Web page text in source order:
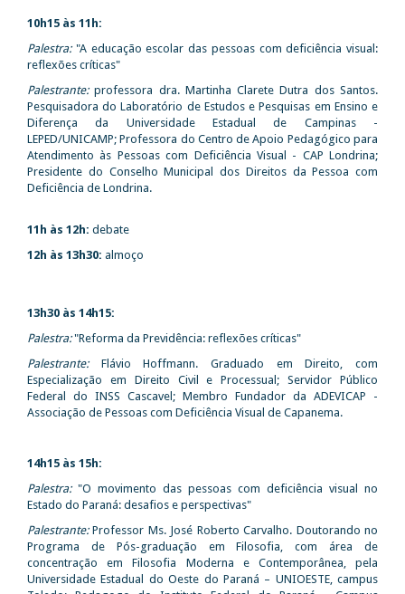
10h15 às 11h:
Palestra:"A educação escolar das pessoas com deficiência visual:
reflexões críticas"
Palestrante:professora dra. Martinha Clarete Dutra dos Santos.
Pesquisadora do Laboratório de Estudos e Pesquisas em Ensino e
Diferença da Universidade Estadual de Campinas -
LEPED/UNICAMP; Professora do Centro de Apoio Pedagógico para
Atendimento às Pessoas com Deficiência Visual - CAP Londrina;
Presidente do Conselho Municipal dos Direitos da Pessoa com
Deficiência de Londrina.
11h às 12h: debate
12h às 13h30: almoço
13h30 às 14h15:
Palestra:"Reforma da Previdência: reflexões críticas"
Palestrante:Flávio Hoffmann. Graduado em Direito, com
Especialização em Direito Civil e Processual; Servidor Público
Federal do INSS Cascavel; Membro Fundador da ADEVICAP -
Associação de Pessoas com Deficiência Visual de Capanema.
14h15 às 15h:
Palestra: "O movimento das pessoas com deficiência visual no
Estado do Paraná: desafios e perspectivas"
Palestrante:Professor Ms. José Roberto Carvalho. Doutorando no
Programa de Pós-graduação em Filosofia, com área de
concentração em Filosofia Moderna e Contemporânea, pela
Universidade Estadual do Oeste do Paraná – UNIOESTE, campus